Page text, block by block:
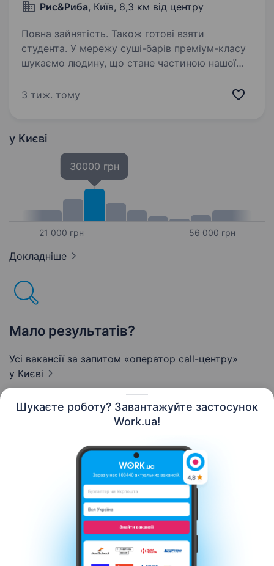
Шукаєте роботу? Завантажуйте застосунок
Work.ua!
Рис&Риба, Київ, 8,3 км від центру
Повна зайнятість. Також готові взяти
студента. У мережу суші-барів преміум-класу
шукаємо людину, що стане частиною нашої
Ми любимо суші, своїх клієнтів і колег.
3 тиж. тому
у Києві
21 000 грн
30000 грн
56 000 грн
Докладніше
Мало результатів?
Усі вакансії за запитом «оператор call-центру»
у Києві
Контакти Про нас
Кар’єра
Допомога Умови використання